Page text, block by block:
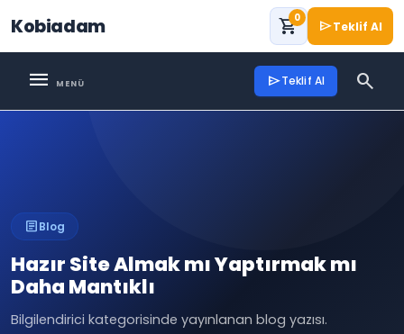
Kobiadam shopping_cart0 sendTeklif Al
menu sendTeklif Al search
articleBlog
Hazır Site Almak mı Yaptırmak mı
Daha Mantıklı
Bilgilendirici kategorisinde yayınlanan blog yazısı.